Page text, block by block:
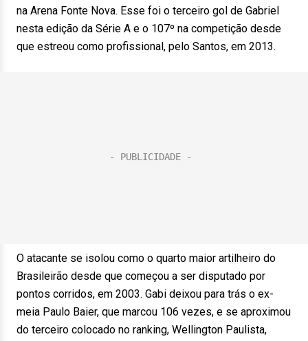
na Arena Fonte Nova. Esse foi o terceiro gol de Gabriel
nesta edição da Série A e o 107º na competição desde
que estreou como profissional, pelo Santos, em 2013.
O atacante se isolou como o quarto maior artilheiro do
Brasileirão desde que começou a ser disputado por
pontos corridos, em 2003. Gabi deixou para trás o ex-
meia Paulo Baier, que marcou 106 vezes, e se aproximou
do terceiro colocado no ranking, Wellington Paulista,